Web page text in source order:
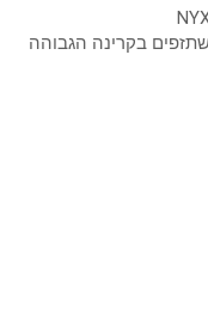
בקרינה הגבוהה